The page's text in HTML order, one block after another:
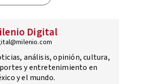
Digital
análisis, opinión, cultura,
y entretenimiento en
y el mundo.